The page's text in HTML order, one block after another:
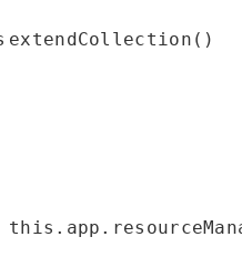
extendCollection()